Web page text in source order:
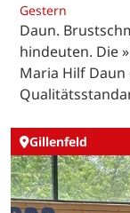
Gestern
Daun.
hindeuten. Die
Maria Hilf
Gillenfeld